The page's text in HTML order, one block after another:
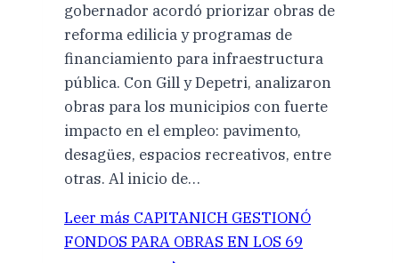
gobernador acordó priorizar obras de
reforma edilicia y programas de
financiamiento para infraestructura
pública. Con Gill y Depetri, analizaron
obras para los municipios con fuerte
impacto en el empleo: pavimento,
desagües, espacios recreativos, entre
otras. Al inicio de…
Leer más CAPITANICH GESTIONÓ
FONDOS PARA OBRAS EN LOS 69